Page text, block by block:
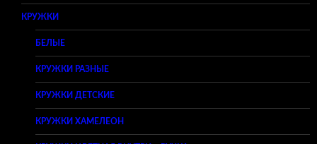
КРУЖКИ
БЕЛЫЕ
КРУЖКИ РАЗНЫЕ
КРУЖКИ ДЕТСКИЕ
КРУЖКИ ХАМЕЛЕОН